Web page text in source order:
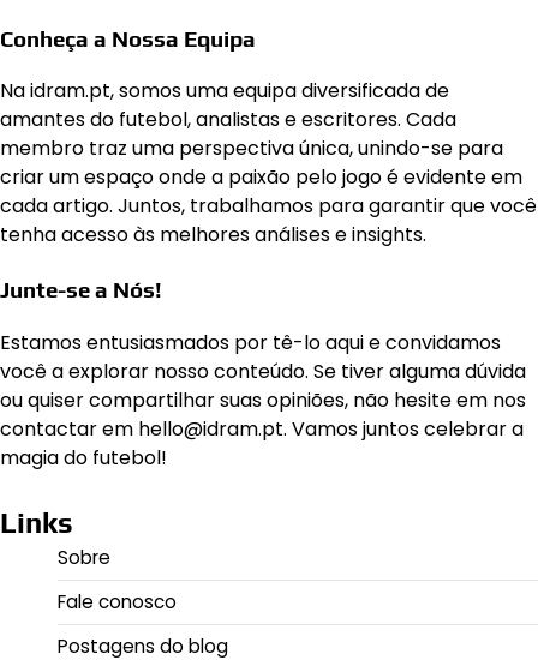
Conheça a Nossa Equipa
Na idram.pt, somos uma equipa diversificada de
amantes do futebol, analistas e escritores. Cada
membro traz uma perspectiva única, unindo-se para
criar um espaço onde a paixão pelo jogo é evidente em
cada artigo. Juntos, trabalhamos para garantir que você
tenha acesso às melhores análises e insights.
Junte-se a Nós!
Estamos entusiasmados por tê-lo aqui e convidamos
você a explorar nosso conteúdo. Se tiver alguma dúvida
ou quiser compartilhar suas opiniões, não hesite em nos
contactar em hello@idram.pt. Vamos juntos celebrar a
magia do futebol!
Links
Sobre
Fale conosco
Postagens do blog